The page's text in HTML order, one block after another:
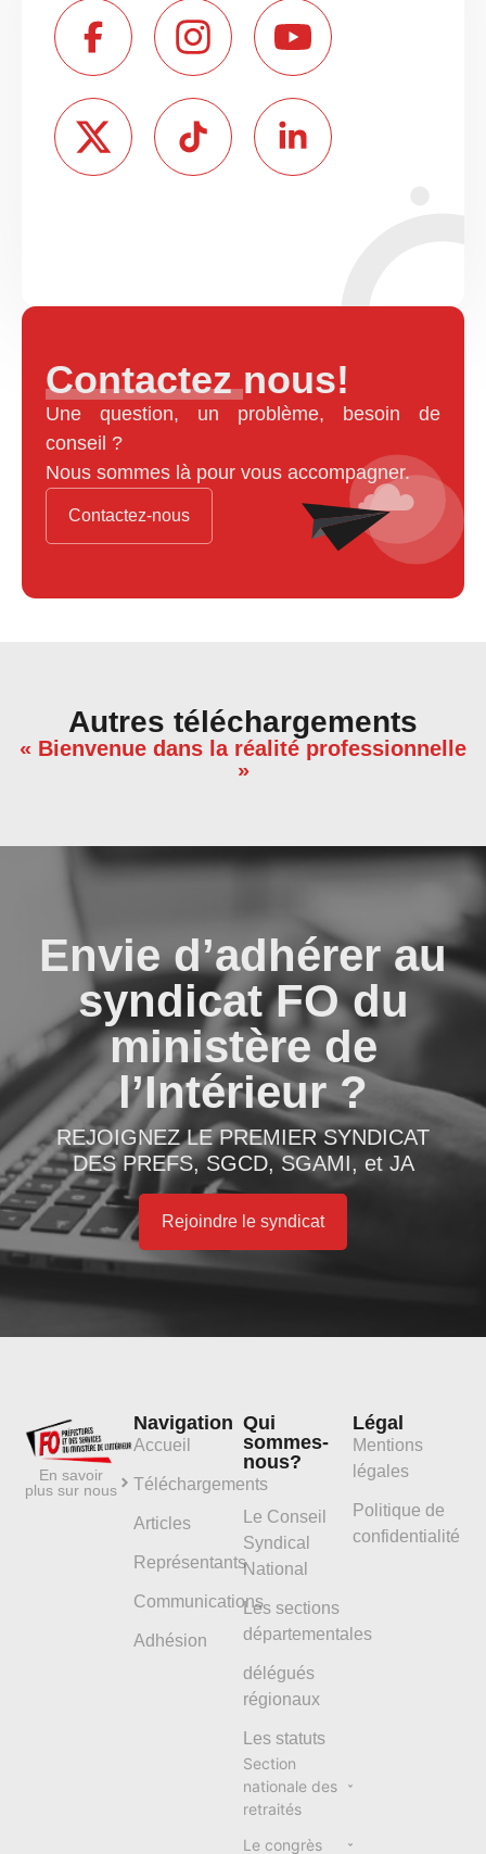
Contactez nous!
Une question, un problème, besoin de
conseil ?
Nous sommes là pour vous accompagner.
Contactez-nous
Autres téléchargements
« Bienvenue dans la réalité professionnelle
»
Envie d’adhérer au
syndicat FO du
ministère de
l’Intérieur ?
REJOIGNEZ LE PREMIER SYNDICAT
DES PREFS, SGCD, SGAMI, et JA
Rejoindre le syndicat
En savoir
plus sur nous
Navigation
Accueil
Téléchargements
Articles
Représentants
Communications
Adhésion
Qui
sommes-
nous?
Le Conseil
Syndical
National
Les sections
départementales
délégués
régionaux
Les statuts
Section
nationale des
retraités
Le congrès
Légal
Mentions
légales
Politique de
confidentialité